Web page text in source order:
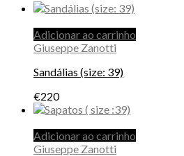
Adicionar ao carrinho
Giuseppe Zanotti
Sandálias (size: 39)
€220
Adicionar ao carrinho
Giuseppe Zanotti